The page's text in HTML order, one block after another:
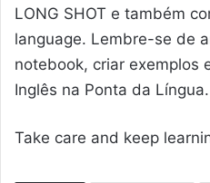
LONG SHOT e também
language. Lembre-se de
notebook, criar exemplos
Inglês na Ponta da Língua.
Take care and keep